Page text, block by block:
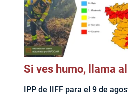
Si ves humo, llama
IPP de IIFF para el 9 de